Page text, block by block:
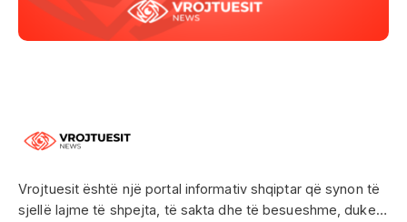
Vrojtuesit është një portal informativ shqiptar që synon të
sjellë lajme të shpejta, të sakta dhe të besueshme, duke